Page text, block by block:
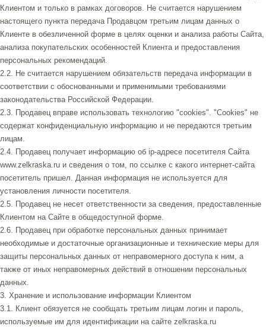
Клиентом и только в рамках договоров. Не считается нарушением
настоящего пункта передача Продавцом третьим лицам данных о
Клиенте в обезличенной форме в целях оценки и анализа работы Сайта,
анализа покупательских особенностей Клиента и предоставления
персональных рекомендаций.
2.2. Не считается нарушением обязательств передача информации в
соответствии с обоснованными и применимыми требованиями
законодательства Российской Федерации.
2.3. Продавец вправе использовать технологию "cookies". "Cookies" не
содержат конфиденциальную информацию и не передаются третьим
лицам.
2.4. Продавец получает информацию об ip-адресе посетителя Сайта
www.zelkraska.ru и сведения о том, по ссылке с какого интернет-сайта
посетитель пришел. Данная информация не используется для
установления личности посетителя.
2.5. Продавец не несет ответственности за сведения, предоставленные
Клиентом на Сайте в общедоступной форме.
2.6. Продавец при обработке персональных данных принимает
необходимые и достаточные организационные и технические меры для
защиты персональных данных от неправомерного доступа к ним, а
также от иных неправомерных действий в отношении персональных
данных.
3. Хранение и использование информации Клиентом
3.1. Клиент обязуется не сообщать третьим лицам логин и пароль,
используемые им для идентификации на сайте zelkraska.ru